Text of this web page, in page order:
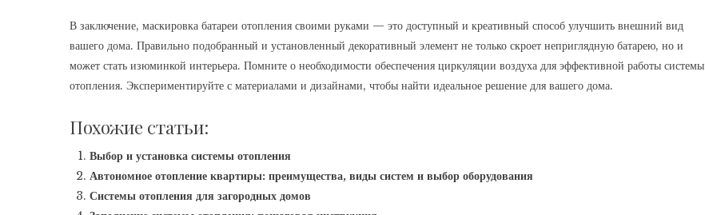
В заключение, маскировка батареи отопления своими руками — это доступный и креативный способ улучшить внешний вид
вашего дома. Правильно подобранный и установленный декоративный элемент не только скроет неприглядную батарею, но и
может стать изюминкой интерьера. Помните о необходимости обеспечения циркуляции воздуха для эффективной работы системы
отопления. Экспериментируйте с материалами и дизайнами, чтобы найти идеальное решение для вашего дома.
Похожие статьи:
Выбор и установка системы отопления
Автономное отопление квартиры: преимущества, виды систем и выбор оборудования
Системы отопления для загородных домов